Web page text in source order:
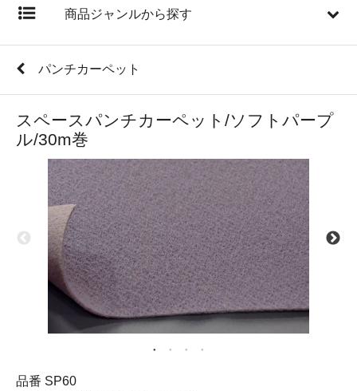
商品ジャンルから探す
パンチカーペット
スペースパンチカーペット/ソフトパープ
ル/30m巻
品番 SP60